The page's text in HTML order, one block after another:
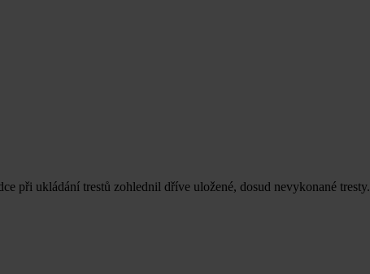
při ukládání trestů zohlednil dříve uložené, dosud nevykonané tresty.